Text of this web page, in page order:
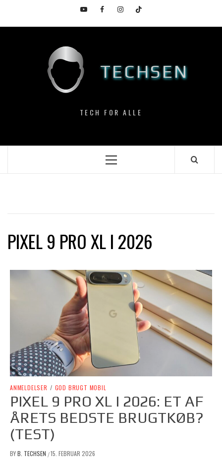
content
YouTubeFacebookInstagramTikTok
TECHSEN
TECH FOR ALLE
Primary
PIXEL 9 PRO XL I 2026
ANMELDELSER / GOD BRUGT MOBIL
PIXEL 9 PRO XL I 2026: ET AF
ÅRETS BEDSTE BRUGTKØB?
(TEST)
BYB. TECHSEN /15. FEBRUAR 2026